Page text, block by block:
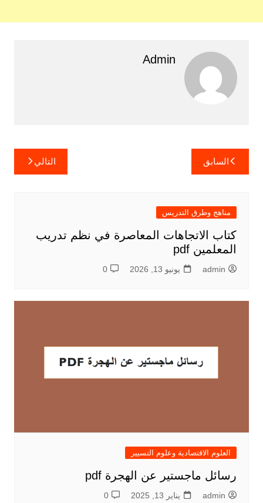
Admin
تصفّح
المقالات
السابق التالي
مناهج وطرق التدريس
كتاب الاتجاهات المعاصرة في نظم تدريب
المعلمين pdf
admin يونيو 13, 2026 0
العلوم الاقتصادية وعلوم التسيير
رسائل ماجستير عن الهجرة pdf
admin يناير 13, 2025 0